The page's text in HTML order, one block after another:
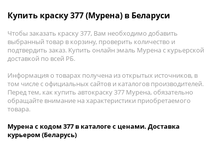
Купить краску 377 (Мурена) в Беларуси
Чтобы заказать краску 377, Вам необходимо добавить
выбранный товар в корзину, проверить количество и
подтвердить заказ. Купить онлайн эмаль Мурена с курьерской
доставкой по всей РБ.
Информация о товарах получена из открытых источников, в
том числе с официальных сайтов и каталогов производителей.
Перед тем, как купить автокраску 377 Мурена, обязательно
обращайте внимание на характеристики приобретаемого
товара.
Мурена с кодом 377 в каталоге с ценами. Доставка
курьером (Беларусь)